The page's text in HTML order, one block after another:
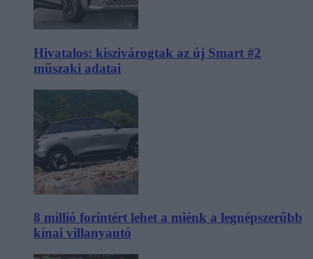
Hivatalos: kiszivárogtak az új Smart #2
műszaki adatai
8 millió forintért lehet a miénk a legnépszerűbb
kínai villanyautó